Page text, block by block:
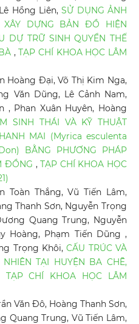
Hồng Liên,SỬ DỤNG ẢNH
DỰNG BẢN ĐỒ HIỆN
DỰ TRỮ SINH QUYỂN THẾ
,TẠP CHÍ KHOA HỌC LÂM
Hoàng Đại, Võ Thị Kim Nga,
Văn Dũng, Lê Cảnh Nam,
, Phan Xuân Huyên, Hoàng
SINH THÁI VÀ KỸ THUẬT
MAI (Myrica esculenta
BẰNG PHƯƠNG PHÁP
ĐỒNG ,TẠP CHÍ KHOA HỌC
Toàn Thắng, Vũ Tiến Lâm,
Thanh Sơn, Nguyễn Trọng
Quang Trung, Nguyễn
Hoàng, Phạm Tiến Dũng ,
Trọng Khôi,CẤU TRÚC VÀ
TẠI HUYỆN BA CHẼ,
TẠP CHÍ KHOA HỌC LÂM
Văn Đô, Hoàng Thanh Sơn,
Quang Trung, Vũ Tiến Lâm,